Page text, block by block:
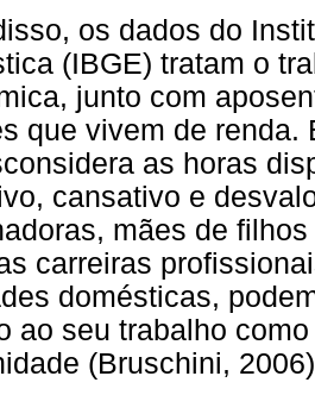
os dados do
(IBGE) tratam o
junto com
que vivem de renda.
as horas
cansativo e
mães de
carreiras
domésticas,
ao seu trabalho
(Bruschini,